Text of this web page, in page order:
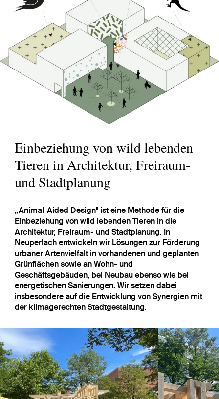
Einbeziehung von wild lebenden
Tieren in Architektur, Freiraum-
und Stadtplanung
„Animal-Aided Design" ist eine Methode für die
Einbeziehung von wild lebenden Tieren in die
Architektur, Freiraum- und Stadtplanung. In
Neuperlach entwickeln wir Lösungen zur Förderung
urbaner Artenvielfalt in vorhandenen und geplanten
Grünflächen sowie an Wohn- und
Geschäftsgebäuden, bei Neubau ebenso wie bei
energetischen Sanierungen. Wir setzen dabei
insbesondere auf die Entwicklung von Synergien mit
der klimagerechten Stadtgestaltung.